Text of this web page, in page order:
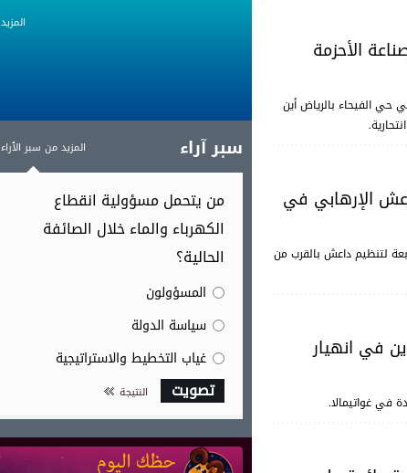
الأحزمة
الفيحاء بالرياض أين
الإرهابي في
لتنظيم داعش بالقرب من
في انهيار
المزيد
المزيد من سبر الٱراء سبر آراء
من يتحمل مسؤولية انقطاع
الكهرباء والماء خلال الصائفة
الحالية؟
المسؤولون
سياسة الدولة
غياب التخطيط والاستراتيجية
تصويت النتيجة